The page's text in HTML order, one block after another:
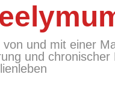
von und mit einer
und chronischer